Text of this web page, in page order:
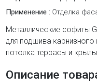
Применение : Отделка
Металлические софиты
для подшива
потолка террасы и
Описание